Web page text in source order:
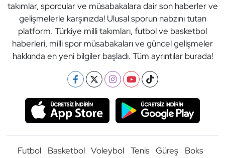
takımlar, sporcular ve müsabakalara dair son haberler ve
gelişmelerle karşınızda! Ulusal sporun nabzını tutan
platform. Türkiye milli takımları, futbol ve basketbol
haberleri, milli spor müsabakaları ve güncel gelişmeler
hakkında en yeni bilgiler başladı. Tüm ayrıntılar burada!
Futbol Basketbol Voleybol Tenis Güreş
Boks